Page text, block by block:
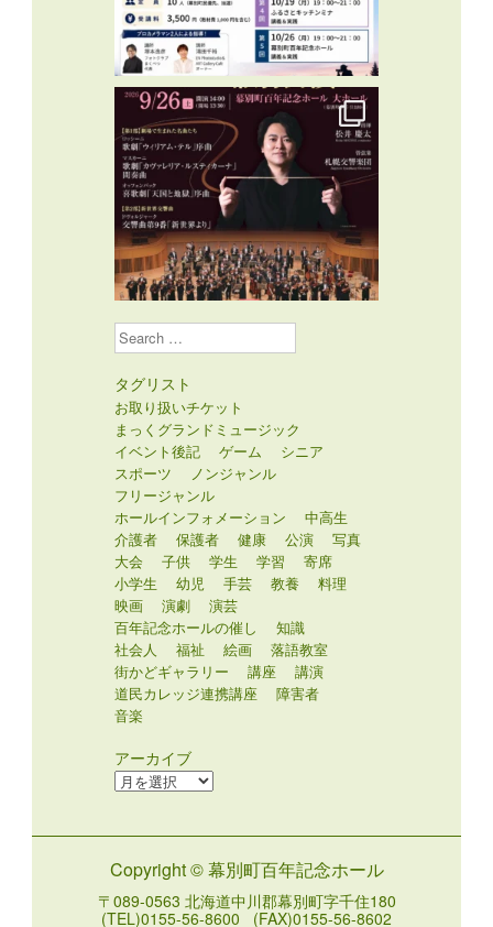
Search
タグリスト
お取り扱いチケット
まっくグランドミュージック
イベント後記
ゲーム
シニア
スポーツ
ノンジャンル
フリージャンル
ホールインフォメーション
中高生
介護者
保護者 健康 公演
写真
大会
子供 学生 学習
寄席
小学生
幼児 手芸 教養
料理
映画
演劇
演芸
百年記念ホールの催し
知識
社会人
福祉 絵画
落語教室
街かどギャラリー
講座
講演
道民カレッジ連携講座
障害者
音楽
アーカイブ
ア
ブ
Copyright © 幕別町百年記念ホール
〒089-0563 北海道中川郡幕別町字千住180
(TEL)0155-56-8600 (FAX)0155-56-8602